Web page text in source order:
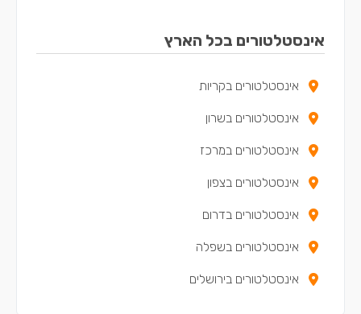
אינסטלטורים בגן יבנה
אינסטלטורים בבאר יעקב
אינסטלטורים בקריית עקרון
אינסטלטורים במזכרת בתיה
אינסטלטורים בכל הארץ
אינסטלטורים בקריות
אינסטלטורים בשרון
אינסטלטורים במרכז
אינסטלטורים בצפון
אינסטלטורים בדרום
אינסטלטורים בשפלה
אינסטלטורים בירושלים